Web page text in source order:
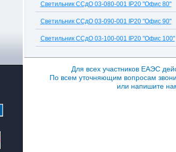
Светильник ССдО 03-080-001 IP20 "Офис 80"
Светильник ССдО 03-090-001 IP20 "Офис 90"
Светильник ССдО 03-100-001 IP20 "Офис 100"
Для всех участников ЕАЭС
По всем уточняющим вопросам
или напишите